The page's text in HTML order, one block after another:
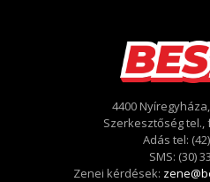
4400
Szerkesztőség tel.,
Adás tel:
SMS: (30)
Zenei kérdések: